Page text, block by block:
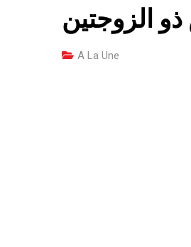
الزوجتين
A La Une